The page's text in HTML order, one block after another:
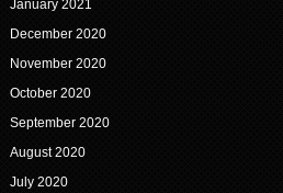
January 2021
December 2020
November 2020
October 2020
September 2020
August 2020
July 2020